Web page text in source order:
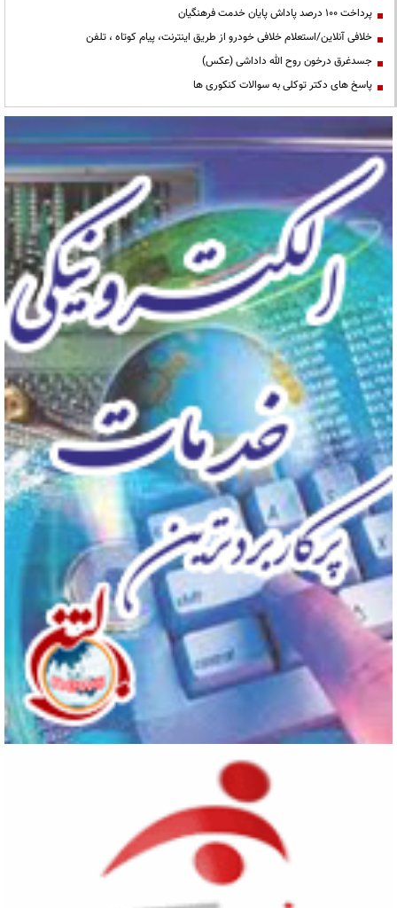
پرداخت ۱۰۰ درصد پاداش پایان خدمت فرهنگیان
خلافی آنلاین/استعلام خلافی خودرو از طریق اینترنت، پیام کوتاه ، تلفن
جسدغرق درخون روح الله داداشی (عکس)
پاسخ های دکتر توکلی به سوالات کنکوری ها